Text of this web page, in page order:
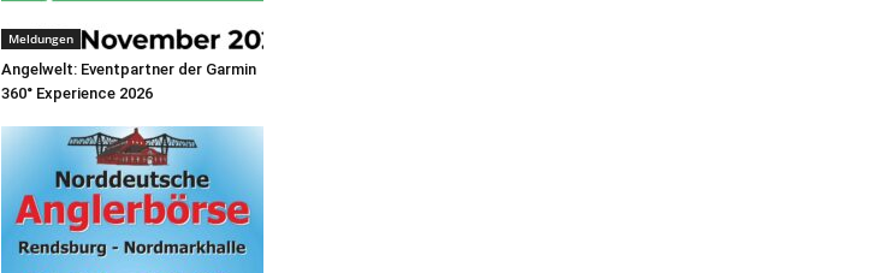
Meldungen
Angelwelt: Eventpartner der Garmin
360° Experience 2026